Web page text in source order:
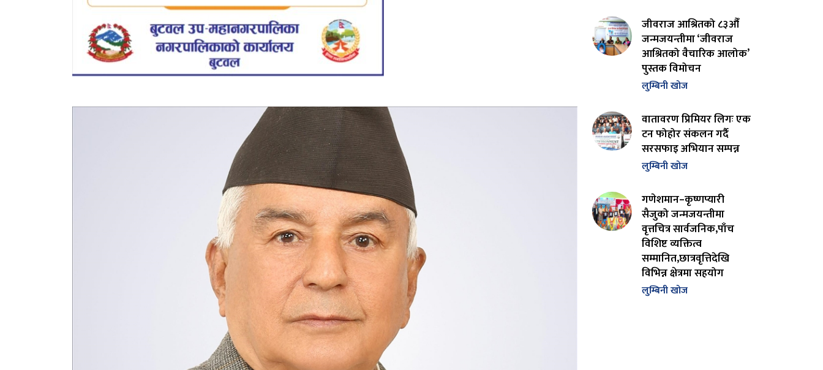
जीवराज आश्रितको ८३औँ
जन्मजयन्तीमा ‘जीवराज
आश्रितको वैचारिक आलोक’
पुस्तक विमोचन
लुम्बिनी खोज
वातावरण प्रिमियर लिगः एक
टन फोहोर संकलन गर्दै
सरसफाइ अभियान सम्पन्न
लुम्बिनी खोज
गणेशमान–कृष्णप्यारी
सैजुको जन्मजयन्तीमा
वृत्तचित्र सार्वजनिक,पाँच
विशिष्ट व्यक्तित्व
सम्मानित,छात्रवृत्तिदेखि
विभिन्न क्षेत्रमा सहयोग
लुम्बिनी खोज